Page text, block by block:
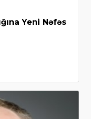
Yeni Nəfəs